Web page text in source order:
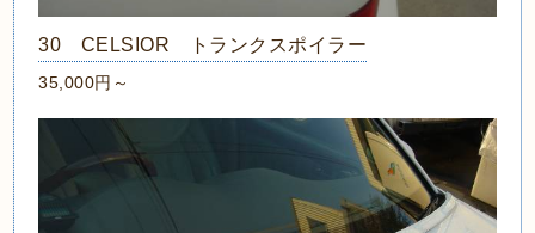
30 CELSIOR トランクスポイラー
35,000円～